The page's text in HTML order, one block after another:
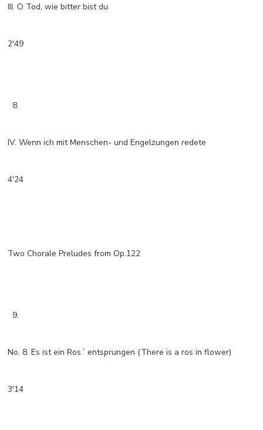
III. O Tod, wie bitter bist du
2'49
8.
IV. Wenn ich mit Menschen- und Engelzungen redete
4'24
Two Chorale Preludes from Op.122
9.
No. 8. Es ist ein Ros´ entsprungen (There is a ros in flower)
3'14